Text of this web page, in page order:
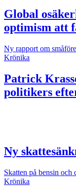
Global
optimism att
Ny rapport om
Krönika
Patrick
politikers
Ny
Skatten på bensin
Krönika